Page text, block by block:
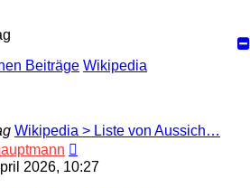
Wikipedia
Wikipedia > Liste von Aussich…
Beitrag
2026, 10:27